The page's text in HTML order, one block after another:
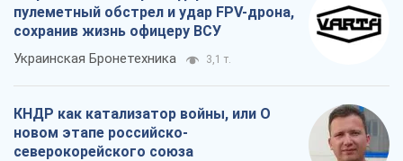
пулеметный обстрел и удар FPV-дрона,
сохранив жизнь офицеру ВСУ
Украинская Бронетехника 3,1 т.
КНДР как катализатор войны, или О
новом этапе российско-
северокорейского союза